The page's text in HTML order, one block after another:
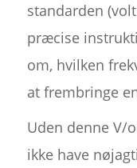
standarden
præcise
om, hvilken
at frembringe
Uden denne V/
ikke have